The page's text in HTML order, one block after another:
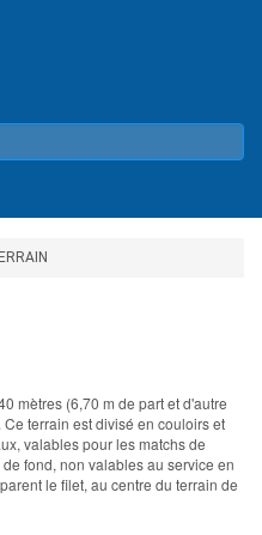
mètres (6,70 m de part et d'autre
terrain est divisé en couloirs et
valables pour les matchs de
fond, non valables au service en
le filet, au centre du terrain de